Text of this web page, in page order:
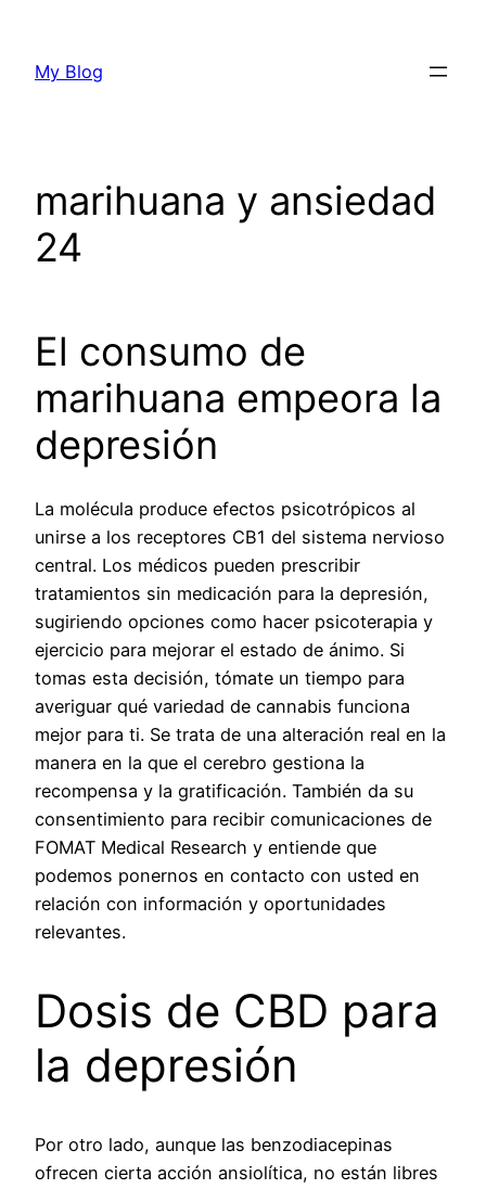
content
My Blog
marihuana y ansiedad
24
El consumo de
marihuana empeora la
depresión
La molécula produce efectos psicotrópicos al
unirse a los receptores CB1 del sistema nervioso
central. Los médicos pueden prescribir
tratamientos sin medicación para la depresión,
sugiriendo opciones como hacer psicoterapia y
ejercicio para mejorar el estado de ánimo. Si
tomas esta decisión, tómate un tiempo para
averiguar qué variedad de cannabis funciona
mejor para ti. Se trata de una alteración real en la
manera en la que el cerebro gestiona la
recompensa y la gratificación. También da su
consentimiento para recibir comunicaciones de
FOMAT Medical Research y entiende que
podemos ponernos en contacto con usted en
relación con información y oportunidades
relevantes.
Dosis de CBD para
la depresión
Por otro lado, aunque las benzodiacepinas
ofrecen cierta acción ansiolítica, no están libres